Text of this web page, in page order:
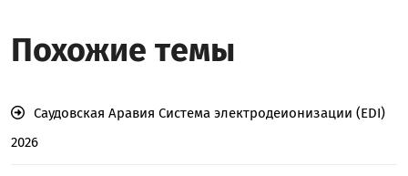
Похожие темы
Саудовская Аравия Система электродеионизации (EDI)
2026